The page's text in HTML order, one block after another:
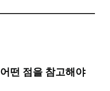
떤 점을 참고해야